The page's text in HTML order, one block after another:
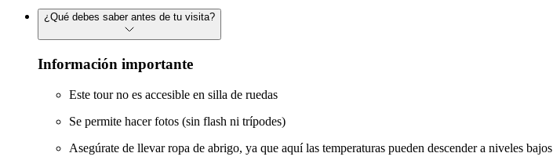
¿Qué debes saber antes de tu visita?
Información importante
Este tour no es accesible en silla de ruedas
Se permite hacer fotos (sin flash ni trípodes)
Asegúrate de llevar ropa de abrigo, ya que aquí las temperaturas pueden descender a niveles bajos